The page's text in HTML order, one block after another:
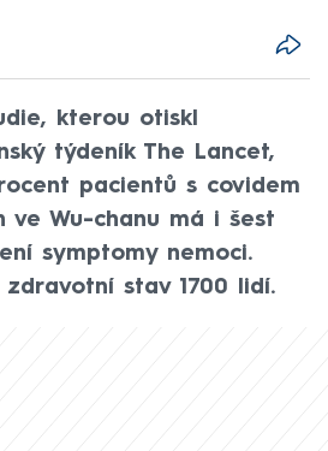
kterou otiskl
týdeník The Lancet,
pacientů s covidem
ve Wu-chanu má i šest
symptomy nemoci.
zdravotní stav 1700 lidí.